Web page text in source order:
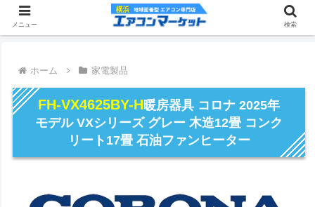
ホーム 家電製品
FH-VX4625BY-H暖房器具 コロナ 2025年
モデル VXシリーズ グレー 木造12畳 コンク
リート17畳 石油ファンヒーター
メニュー 検索